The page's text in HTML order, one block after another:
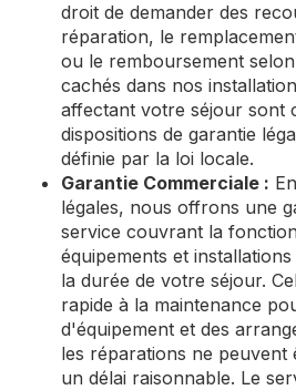
droit de demander des
réparation, le
ou le remboursement
cachés dans nos
affectant votre séjour sont
dispositions de garantie
définie par la loi locale.
Garantie Commerciale :
légales, nous offrons une
service couvrant la
équipements et
la durée de votre séjour.
rapide à la maintenance
d'équipement et des
les réparations ne peuvent
un délai raisonnable. Le